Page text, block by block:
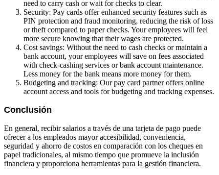
need to carry cash or wait for checks to clear.
Security: Pay cards offer enhanced security features such as
PIN protection and fraud monitoring, reducing the risk of loss
or theft compared to paper checks. Your employees will feel
more secure knowing that their wages are protected.
Cost savings: Without the need to cash checks or maintain a
bank account, your employees will save on fees associated
with check-cashing services or bank account maintenance.
Less money for the bank means more money for them.
Budgeting and tracking: Our pay card partner offers online
account access and tools for budgeting and tracking expenses.
Conclusión
En general, recibir salarios a través de una tarjeta de pago puede
ofrecer a los empleados mayor accesibilidad, conveniencia,
seguridad y ahorro de costos en comparación con los cheques en
papel tradicionales, al mismo tiempo que promueve la inclusión
financiera y proporciona herramientas para la gestión financiera.